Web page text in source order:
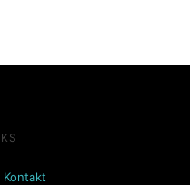
Kontakt